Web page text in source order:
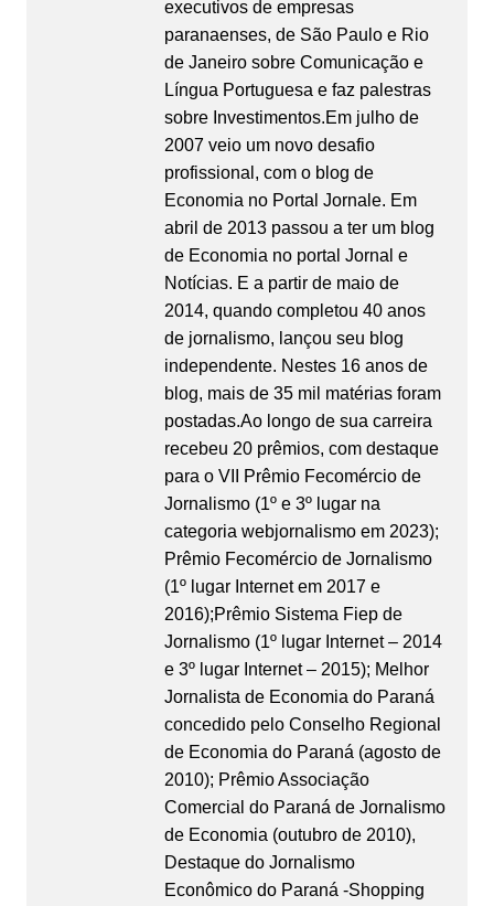
executivos de empresas
paranaenses, de São Paulo e Rio
de Janeiro sobre Comunicação e
Língua Portuguesa e faz palestras
sobre Investimentos.Em julho de
2007 veio um novo desafio
profissional, com o blog de
Economia no Portal Jornale. Em
abril de 2013 passou a ter um blog
de Economia no portal Jornal e
Notícias. E a partir de maio de
2014, quando completou 40 anos
de jornalismo, lançou seu blog
independente. Nestes 16 anos de
blog, mais de 35 mil matérias foram
postadas.Ao longo de sua carreira
recebeu 20 prêmios, com destaque
para o VII Prêmio Fecomércio de
Jornalismo (1º e 3º lugar na
categoria webjornalismo em 2023);
Prêmio Fecomércio de Jornalismo
(1º lugar Internet em 2017 e
2016);Prêmio Sistema Fiep de
Jornalismo (1º lugar Internet – 2014
e 3º lugar Internet – 2015); Melhor
Jornalista de Economia do Paraná
concedido pelo Conselho Regional
de Economia do Paraná (agosto de
2010); Prêmio Associação
Comercial do Paraná de Jornalismo
de Economia (outubro de 2010),
Destaque do Jornalismo
Econômico do Paraná -Shopping